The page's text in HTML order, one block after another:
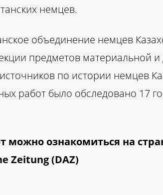
немцев.
объединение немцев
предметов материальной и
по истории немцев
работ было обследовано 17
можно ознакомиться на
Zeitung (DAZ)